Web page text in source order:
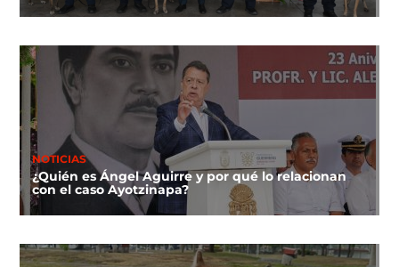
NOTICIAS
¿Quién es Ángel Aguirre y por qué lo relacionan
con el caso Ayotzinapa?